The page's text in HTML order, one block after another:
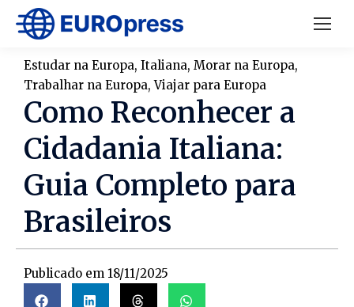
Estudar na Europa, Italiana, Morar na Europa,
Trabalhar na Europa,Viajar para Europa
Como Reconhecer a
Cidadania Italiana:
Guia Completo para
Brasileiros
Publicado em 18/11/2025